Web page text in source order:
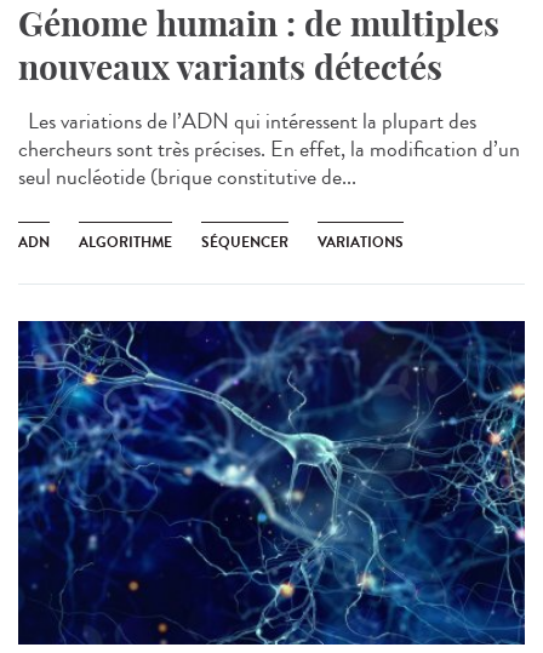
Génome humain : de multiples
nouveaux variants détectés
Les variations de l’ADN qui intéressent la plupart des
chercheurs sont très précises. En effet, la modification d’un
seul nucléotide (brique constitutive de...
ADN ALGORITHME SÉQUENCER VARIATIONS